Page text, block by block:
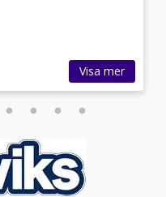
Visa mer